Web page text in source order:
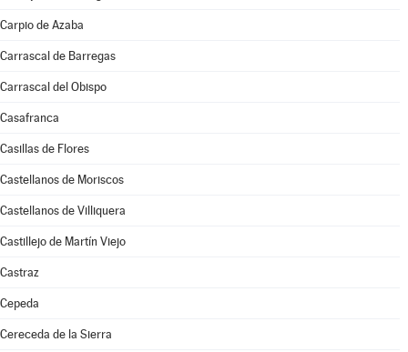
Carpio de Azaba
Carrascal de Barregas
Carrascal del Obispo
Casafranca
Casillas de Flores
Castellanos de Moriscos
Castellanos de Villiquera
Castillejo de Martín Viejo
Castraz
Cepeda
Cereceda de la Sierra